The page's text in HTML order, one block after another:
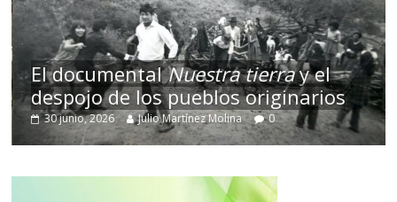
El documentalNuestra tierray el
despojo de los pueblos originarios
30 junio, 2026 Julio Martínez Molina 0